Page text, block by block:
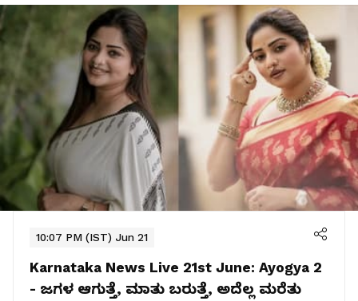
10:07 PM (IST) Jun 21
Karnataka News Live 21st June: Ayogya 2
- ಜಗಳ ಆಗುತ್ತೆ, ಮಾತು ಬರುತ್ತೆ, ಅದೆಲ್ಲ ಮರೆತು